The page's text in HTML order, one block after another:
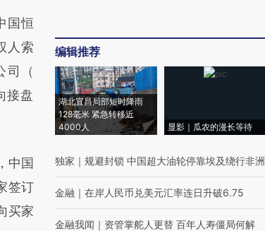
三方
结而
财
国恒
人索
司（
接盘
中国
签订
买家
编辑推荐
湖北宜昌局部短时降雨
128毫米 紧急转移近
4000人
显影｜瓜农的漫长等待
独家 ｜ 规避封锁 中国超大油轮停靠埃及绕行非洲
金融 ｜ 在岸人民币兑美元汇率连日升破6.75
金融我闻 ｜ 资管掌舵人更替 百年人寿僵局何解